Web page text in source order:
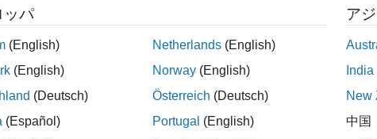
explore, and simulate DSP algorithm hardware architectures,
throughput with support for serial and parallel processing.
input stimulus and configure ports and properties of DSP
code from the algorithms in VHDL
(with
(with HDL Verifier™).
ッパ
(English)
(English)
(Deutsch)
(Español)
Netherlands (English)
Norway (English)
Österreich (Deutsch)
Portugal (English)
ア
India
New
中国